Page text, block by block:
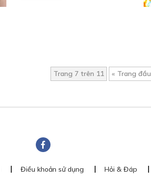
Trang 7 trên 11 « Trang đầu
Điều khoản sử dụng Hỏi & Đáp